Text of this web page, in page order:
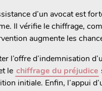
d’un avocat est
Il vérifie le chiffrage,
augmente les
l’offre d’indemnisation
le chiffrage du préjudice
initiale. Enfin, l’appui